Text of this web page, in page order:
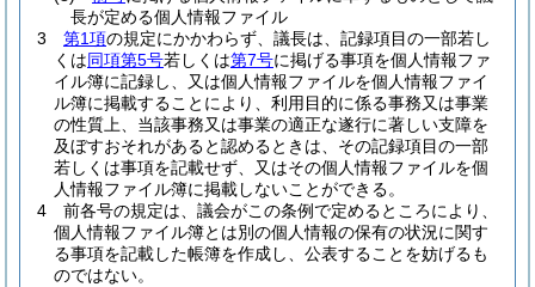
長が定める個人情報ファイル
3
第1項の規定にかかわらず、議長は、記録項目の一部若し
くは同項第5号若しくは第7号に掲げる事項を個人情報ファ
イル簿に記録し、又は個人情報ファイルを個人情報ファイ
ル簿に掲載することにより、利用目的に係る事務又は事業
の性質上、当該事務又は事業の適正な遂行に著しい支障を
及ぼすおそれがあると認めるときは、その記録項目の一部
若しくは事項を記載せず、又はその個人情報ファイルを個
人情報ファイル簿に掲載しないことができる。
4
前各号の規定は、議会がこの条例で定めるところにより、
個人情報ファイル簿とは別の個人情報の保有の状況に関す
る事項を記載した帳簿を作成し、公表することを妨げるも
のではない。